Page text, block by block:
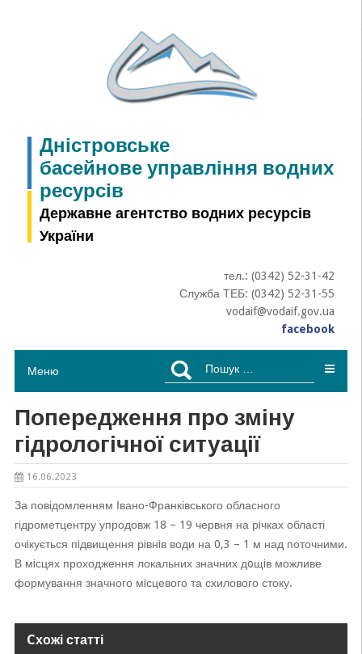
Дністровське
басейнове управління водних
ресурсів
Державне агентство водних ресурсів
України
тел.: (0342) 52-31-42
Служба ТЕБ: (0342) 52-31-55
vodaif@vodaif.gov.ua
facebook
Меню
Пошук:
Попередження про зміну
гідрологічної ситуації
16.06.2023
За повідомленням Івано-Франківського обласного
гідрометцентру упродовж 18 – 19 червня на рiчках області
очiкується пiдвищення рiвнiв води на 0,3 – 1 м над поточними.
В мiсцях проходження локальних значних дoщiв можливе
формування значного мiсцевого та схилового стоку.
Cхожі статті